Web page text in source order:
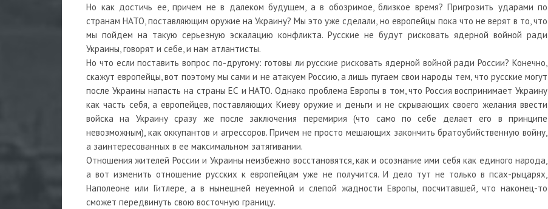
Но как достичь ее, причем не в далеком будущем, а в обозримое, близкое время? Пригрозить ударами по
странам НАТО, поставляющим оружие на Украину? Мы это уже сделали, но европейцы пока что не верят в то, что
мы пойдем на такую серьезную эскалацию конфликта. Русские не будут рисковать ядерной войной ради
Украины, говорят и себе, и нам атлантисты.
Но что если поставить вопрос по-другому: готовы ли русские рисковать ядерной войной ради России? Конечно,
скажут европейцы, вот поэтому мы сами и не атакуем Россию, а лишь пугаем свои народы тем, что русские могут
после Украины напасть на страны ЕС и НАТО. Однако проблема Европы в том, что Россия воспринимает Украину
как часть себя, а европейцев, поставляющих Киеву оружие и деньги и не скрывающих своего желания ввести
войска на Украину сразу же после заключения перемирия (что само по себе делает его в принципе
невозможным), как оккупантов и агрессоров. Причем не просто мешающих закончить братоубийственную войну,
а заинтересованных в ее максимальном затягивании.
Отношения жителей России и Украины неизбежно восстановятся, как и осознание ими себя как единого народа,
а вот изменить отношение русских к европейцам уже не получится. И дело тут не только в псах-рыцарях,
Наполеоне или Гитлере, а в нынешней неуемной и слепой жадности Европы, посчитавшей, что наконец-то
сможет передвинуть свою восточную границу.